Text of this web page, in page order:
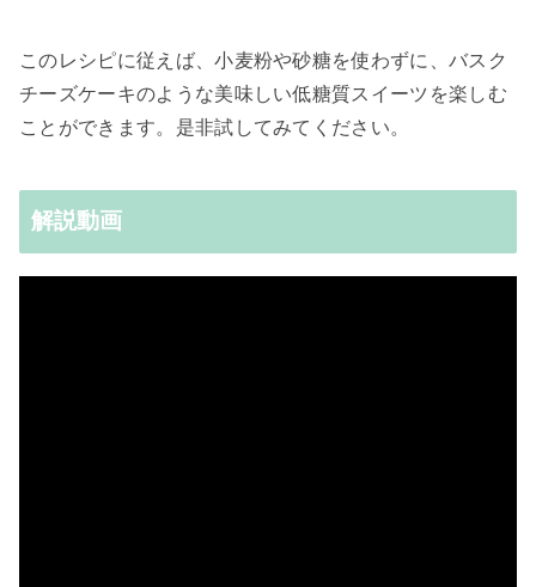
このレシピに従えば、小麦粉や砂糖を使わずに、バスク
チーズケーキのような美味しい低糖質スイーツを楽しむ
ことができます。是非試してみてください。
解説動画